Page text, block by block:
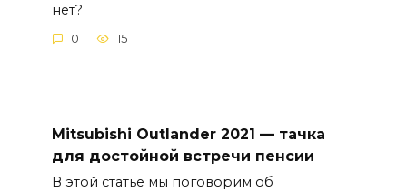
нет?
0 15
Mitsubishi Outlander 2021 — тачка
для достойной встречи пенсии
В этой статье мы поговорим об